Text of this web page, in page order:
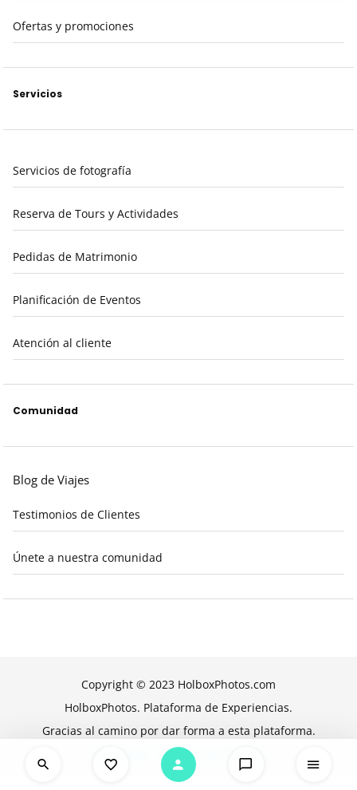
Ofertas y promociones
Servicios
Servicios de fotografía
Reserva de Tours y Actividades
Pedidas de Matrimonio
Planificación de Eventos
Atención al cliente
Comunidad
Blog de Viajes
Testimonios de Clientes
Únete a nuestra comunidad
Copyright © 2023 HolboxPhotos.com
HolboxPhotos. Plataforma de Experiencias.
Gracias al camino por dar forma a esta plataforma.
Políticas de Cookies